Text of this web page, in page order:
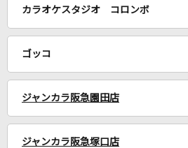
リアルタイムで歌われて
[生音]カブトムシ
カラオケスタジオ コロンボ
ゴッコ
ジャンカラ阪急園田店
ジャンカラ阪急塚口店